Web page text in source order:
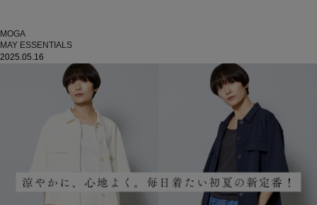
MOGA
MAY ESSENTIALS
2025.05.16